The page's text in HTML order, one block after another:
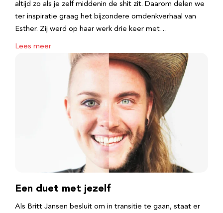
altijd zo als je zelf middenin de shit zit. Daarom delen we
ter inspiratie graag het bijzondere omdenkverhaal van
Esther. Zij werd op haar werk drie keer met…
Lees meer
Een duet met jezelf
Als Britt Jansen besluit om in transitie te gaan, staat er